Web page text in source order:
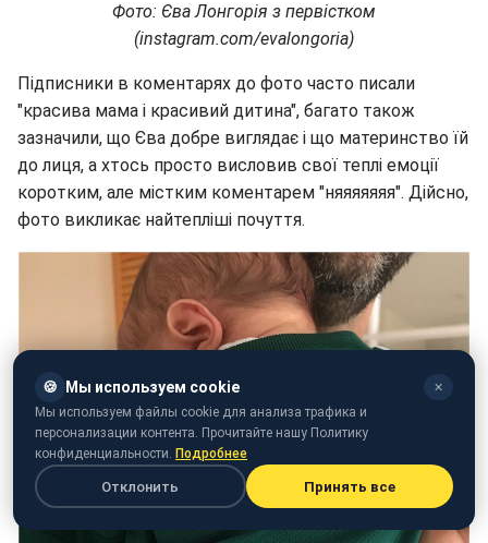
Фото: Єва Лонгорія з первістком
(instagram.com/evalongoria)
Підписники в коментарях до фото часто писали
"красива мама і красивий дитина", багато також
зазначили, що Єва добре виглядає і що материнство їй
до лиця, а хтось просто висловив свої теплі емоції
коротким, але містким коментарем "няяяяяяя". Дійсно,
фото викликає найтепліші почуття.
🍪 Мы используем cookie ✕
Мы используем файлы cookie для анализа трафика и
персонализации контента. Прочитайте нашу Политику
конфиденциальности. Подробнее
Отклонить Принять все